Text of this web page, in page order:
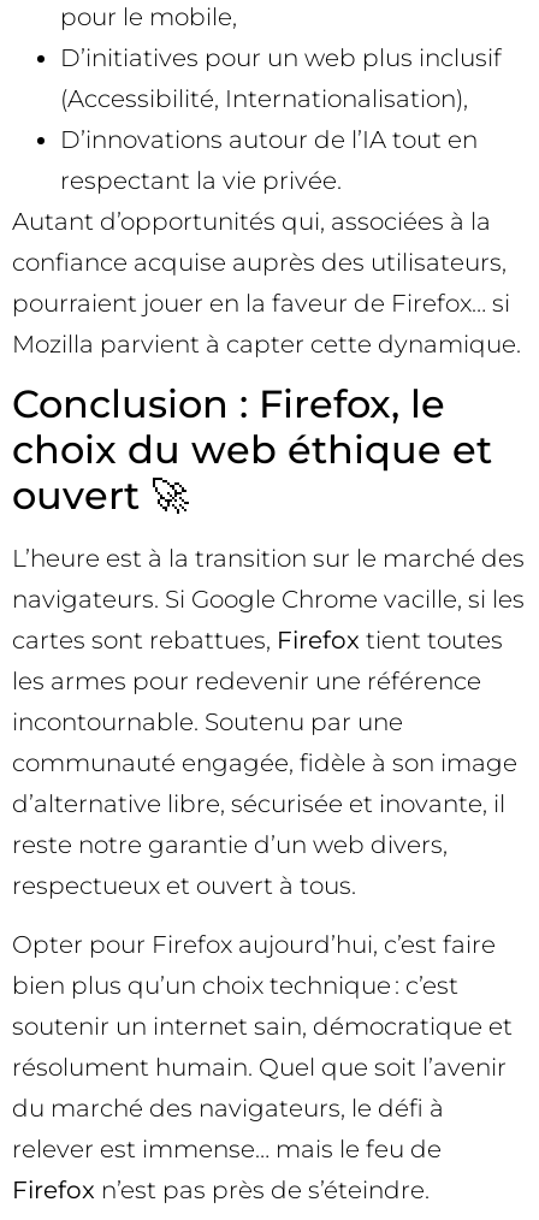
pour le mobile,
D’initiatives pour un web plus inclusif
(Accessibilité, Internationalisation),
D’innovations autour de l’IA tout en
respectant la vie privée.
Autant d’opportunités qui, associées à la
confiance acquise auprès des utilisateurs,
pourraient jouer en la faveur de Firefox… si
Mozilla parvient à capter cette dynamique.
Conclusion : Firefox, le
choix du web éthique et
ouvert 🚀
L’heure est à la transition sur le marché des
navigateurs. Si Google Chrome vacille, si les
cartes sont rebattues, Firefox tient toutes
les armes pour redevenir une référence
incontournable. Soutenu par une
communauté engagée, fidèle à son image
d’alternative libre, sécurisée et inovante, il
reste notre garantie d’un web divers,
respectueux et ouvert à tous.
Opter pour Firefox aujourd’hui, c’est faire
bien plus qu’un choix technique : c’est
soutenir un internet sain, démocratique et
résolument humain. Quel que soit l’avenir
du marché des navigateurs, le défi à
relever est immense… mais le feu de
Firefox n’est pas près de s’éteindre.